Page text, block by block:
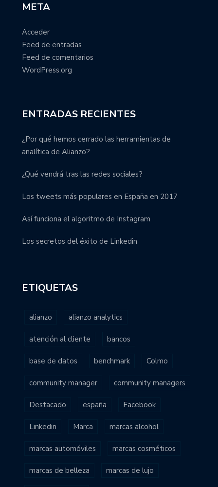
META
Acceder
Feed de entradas
Feed de comentarios
WordPress.org
ENTRADAS RECIENTES
¿Por qué hemos cerrado las herramientas de
analítica de Alianzo?
¿Qué vendrá tras las redes sociales?
Los tweets más populares en España en 2017
Así funciona el algoritmo de Instagram
Los secretos del éxito de Linkedin
ETIQUETAS
alianzo alianzo analytics
atención al cliente bancos
base de datos benchmark Colmo
community manager community managers
Destacado españa Facebook
Linkedin Marca marcas alcohol
marcas automóviles marcas cosméticos
marcas de belleza marcas de lujo